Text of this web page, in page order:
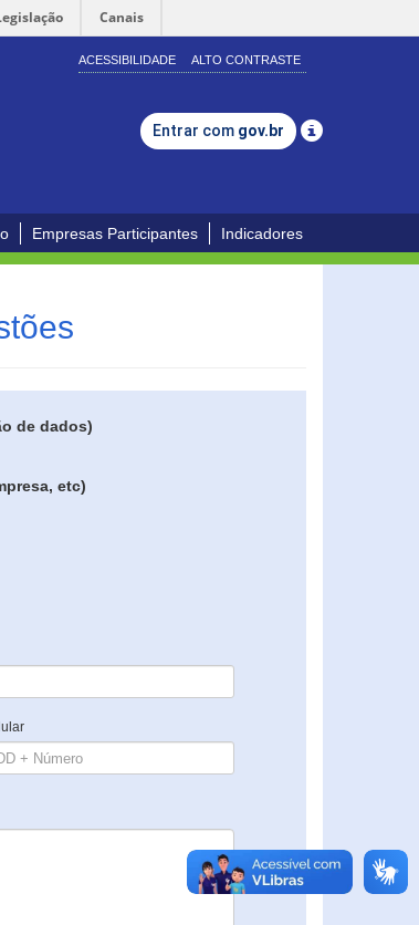
Canais
ACESSIBILIDADE ALTO CONTRASTE
Entrar com gov.br
Empresas Participantes Indicadores
de dados)
etc)